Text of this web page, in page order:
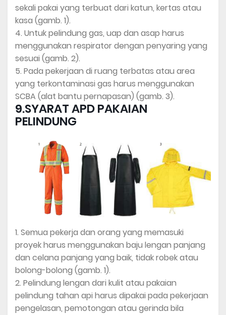
sekali pakai yang terbuat dari katun, kertas atau
kasa (gamb. 1).
4. Untuk pelindung gas, uap dan asap harus
menggunakan respirator dengan penyaring yang
sesuai (gamb. 2).
5. Pada pekerjaan di ruang terbatas atau area
yang terkontaminasi gas harus menggunakan
SCBA (alat bantu pernapasan) (gamb. 3).
9.SYARAT APD PAKAIAN
PELINDUNG
1. Semua pekerja dan orang yang memasuki
proyek harus menggunakan baju lengan panjang
dan celana panjang yang baik, tidak robek atau
bolong-bolong (gamb. 1).
2. Pelindung lengan dari kulit atau pakaian
pelindung tahan api harus dipakai pada pekerjaan
pengelasan, pemotongan atau gerinda bila